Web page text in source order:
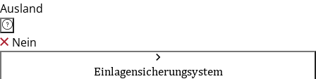
Ausland
Nein
Einlagensicherungsystem